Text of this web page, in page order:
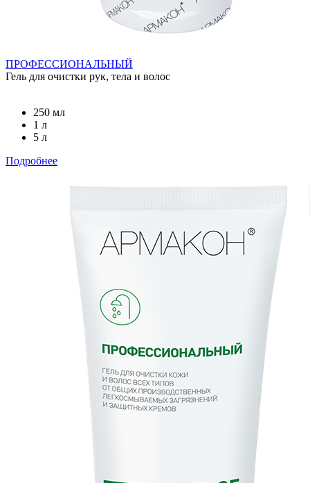
ПРОФЕССИОНАЛЬНЫЙ
Гель для очистки рук, тела и волос
250 мл
1 л
5 л
Подробнее